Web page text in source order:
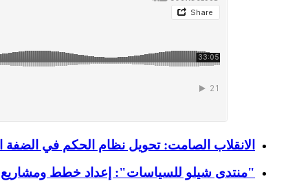
الانقلاب الصامت: تحويل نظام الحكم في الضفة
"منتدى شيلو للسياسات": إعداد خطط ومشاريع